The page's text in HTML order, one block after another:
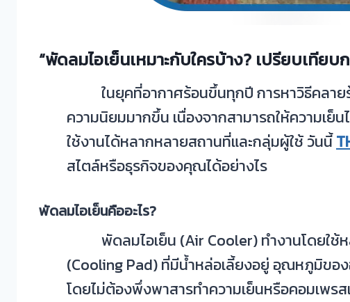
“พัดลมไอเย็นเหมาะกับใครบ้าง? เปรียบเทียบ
ในยุคที่อากาศร้อนขึ้นทุกปี การหาวิธีคลาย
ความนิยมมากขึ้น เนื่องจากสามารถให้ความเย็
ใช้งานได้หลากหลายสถานที่และกลุ่มผู้ใช้ วันนี้
สไตล์หรือธุรกิจของคุณได้อย่างไร
พัดลมไอเย็นคืออะไร?
พัดลมไอเย็น (Air Cooler) ทำงานโดยใช้ห
(Cooling Pad) ที่มีน้ำหล่อเลี้ยงอยู่ อุณหภูมิขอ
โดยไม่ต้องพึ่งพาสารทำความเย็นหรือคอมเพร